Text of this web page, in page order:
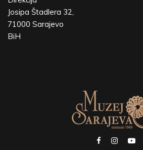
Josipa Štadlera 32,
71000 Sarajevo
BiH